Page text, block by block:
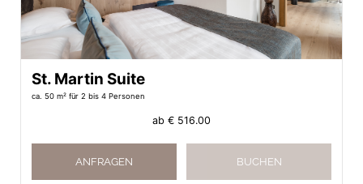
St. Martin Suite
ca. 50 m² für 2 bis 4 Personen
ab € 516.00
ANFRAGEN BUCHEN